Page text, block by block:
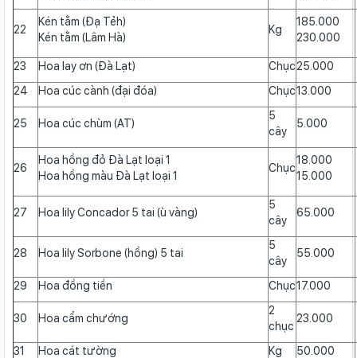
22
Kén tằm (Đạ Tẻh)
Kén tằm (Lâm Hà)
Kg
185.000
230.000
23 Hoa lay ơn (Đà Lạt) Chục25.000
24
Hoa cúc cành (đại đóa) Chục13.000
25 Hoa cúc chùm (AT)
5
cây
5.000
26
Hoa hồng đỏ Đà Lạt loại 1
Hoa hồng màu Đà Lạt loại 1
Chục
18.000
15.000
27 Hoa lily Concador 5 tai (ù vàng)
5
cây
65.000
28 Hoa lily Sorbone (hồng) 5 tai
5
cây
55.000
29 Hoa đồng tiền Chục17.000
30 Hoa cẩm chướng
2
chục
23.000
31 Hoa cát tường Kg
50.000